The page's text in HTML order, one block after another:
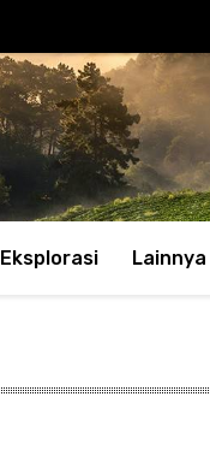
Eksplorasi Lainnya